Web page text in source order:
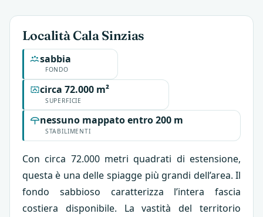
Località Cala Sinzias
FONDO
sabbia
SUPERFICIE
circa 72.000 m²
STABILIMENTI
nessuno mappato entro 200 m
Con circa 72.000 metri quadrati di estensione,
questa è una delle spiagge più grandi dell’area. Il
fondo sabbioso caratterizza l’intera fascia
costiera disponibile. La vastità del territorio